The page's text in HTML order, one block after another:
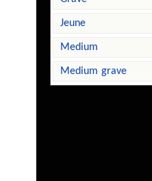
jeune
medium
medium grave